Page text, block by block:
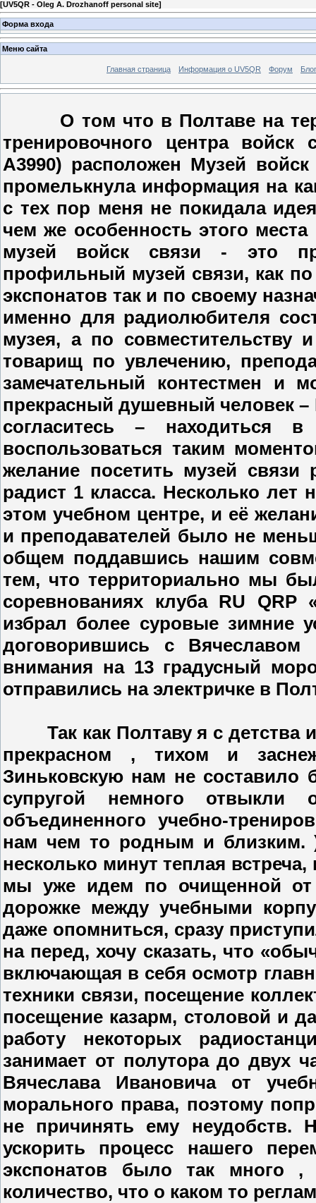
[UV5QR - Oleg А. Drozhanoff personal site]
Форма входа
Меню сайта
Главная страница Информация о UV5QR Форум Блог
О том что в Полтаве на
тренировочного центра
А3990) расположен Музей
промелькнула информация на
с тех пор меня не покидала
чем же особенность этого
музей войск связи - это
профильный музей связи, как
экспонатов так и по своему
именно для радиолюбителя
музея, а по совместительству
товарищ по увлечению,
замечательный контестмен и
прекрасный душевный человек
согласитесь –
воспользоваться таким
желание посетить музей
радист 1 класса. Несколько лет
этом учебном центре, и её
и преподавателей было не
общем поддавшись нашим
тем, что территориально мы
соревнованиях клуба RU
избрал более суровые зимние
договорившись с
внимания на 13 градусный
отправились на электричке в
Так как Полтаву я с детства
прекрасном , тихом и
Зиньковскую нам не составило
супругой немного
объединенного учебно-
нам чем то родным и близким.
несколько минут теплая
мы уже идем по очищенной от
дорожке между учебными
даже опомниться, сразу
на перед, хочу сказать, что
включающая в себя осмотр
техники связи, посещение
посещение казарм, столовой и
работу некоторых
занимает от полутора до двух
Вячеслава Ивановича от
морального права, поэтому
не причинять ему
ускорить процесс нашего
экспонатов было так много ,
количество, что о каком то